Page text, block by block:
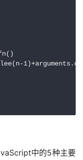
中的5种主要